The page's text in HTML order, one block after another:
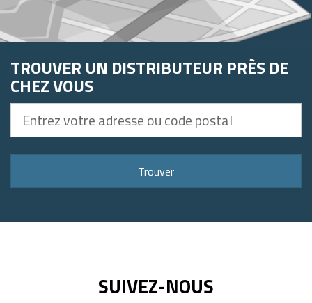
TROUVER UN DISTRIBUTEUR PRÈS DE
CHEZ VOUS
votre
Trouver
SUIVEZ-NOUS